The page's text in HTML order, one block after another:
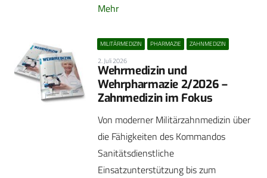
Mehr
MILITÄRMEDIZIN PHARMAZIE ZAHNMEDIZIN
2. Juli 2026
Wehrmedizin und
Wehrpharmazie 2/2026 –
Zahnmedizin im Fokus
Von moderner Militärzahnmedizin über
die Fähigkeiten des Kommandos
Sanitätsdienstliche
Einsatzunterstützung bis zum